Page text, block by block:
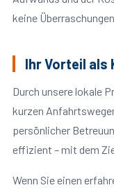
keine
Ihr Vorteil als
Durch unsere lokale
kurzen
persönlicher
effizient – mit dem
Wenn Sie einen